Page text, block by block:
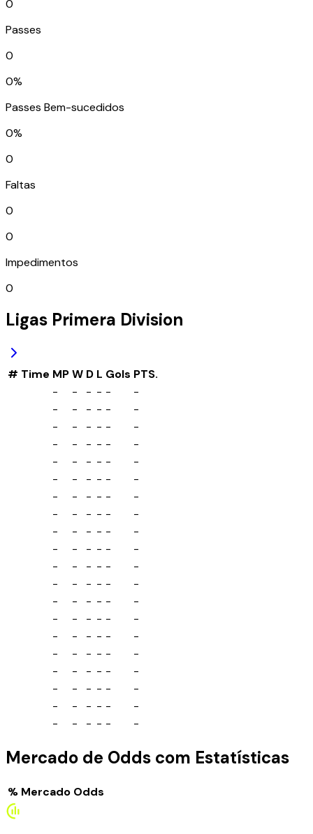
0
Passes
0
0%
Passes Bem-sucedidos
0%
0
Faltas
0
0
Impedimentos
0
Ligas Primera Division
# Time MPW D L Gols PTS.
-
- - - -
-
-
- - - -
-
-
- - - -
-
-
- - - -
-
-
- - - -
-
-
- - - -
-
-
- - - -
-
-
- - - -
-
-
- - - -
-
-
- - - -
-
-
- - - -
-
-
- - - -
-
-
- - - -
-
-
- - - -
-
-
- - - -
-
-
- - - -
-
-
- - - -
-
-
- - - -
-
-
- - - -
-
-
- - - - -
Mercado de Odds com Estatísticas
% Mercado Odds